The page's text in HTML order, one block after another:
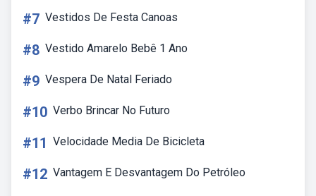
#7 Vestidos De Festa Canoas
#8 Vestido Amarelo Bebê 1 Ano
#9 Vespera De Natal Feriado
#10 Verbo Brincar No Futuro
#11 Velocidade Media De Bicicleta
#12 Vantagem E Desvantagem Do Petróleo